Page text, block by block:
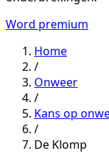
Word premium
Home
/
Onweer
/
Kans op
/
De Klomp